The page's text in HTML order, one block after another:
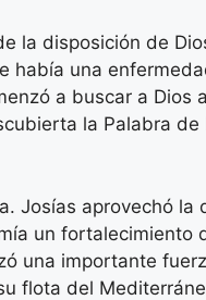
la disposición de
había una
a buscar a Dios
la Palabra
Josías aprovechó la
un fortalecimiento
una importante
flota del